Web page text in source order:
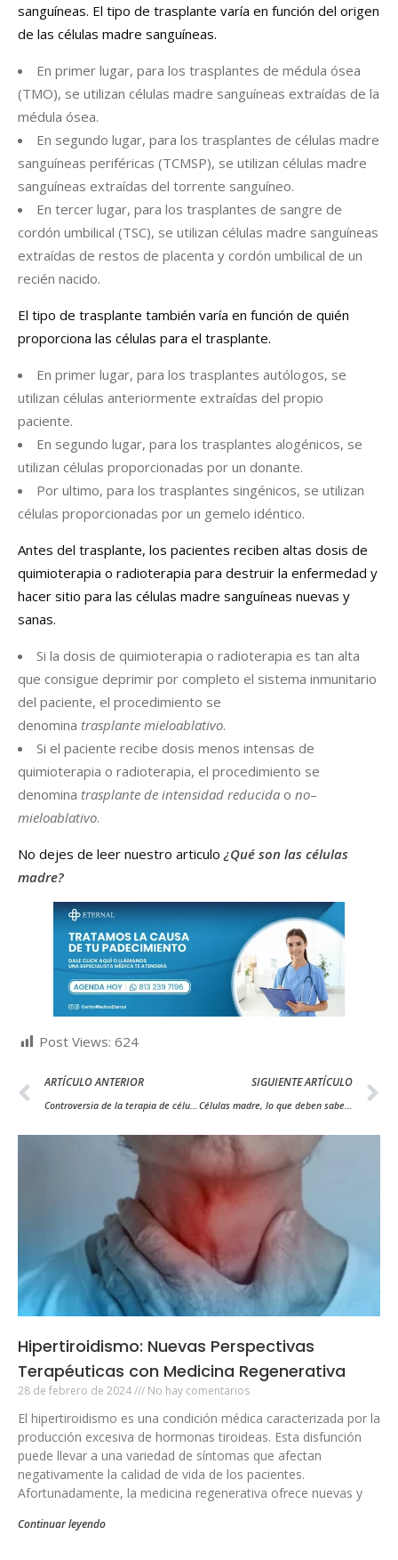
sanguíneas. El tipo de trasplante varía en función del origen
de las células madre sanguíneas.
En primer lugar, para los trasplantes de médula ósea
(TMO), se utilizan células madre sanguíneas extraídas de la
médula ósea.
En segundo lugar, para los trasplantes de células madre
sanguíneas periféricas (TCMSP), se utilizan células madre
sanguíneas extraídas del torrente sanguíneo.
En tercer lugar, para los trasplantes de sangre de
cordón umbilical (TSC), se utilizan células madre sanguíneas
extraídas de restos de placenta y cordón umbilical de un
recién nacido.
El tipo de trasplante también varía en función de quién
proporciona las células para el trasplante.
En primer lugar, para los trasplantes autólogos, se
utilizan células anteriormente extraídas del propio
paciente.
En segundo lugar, para los trasplantes alogénicos, se
utilizan células proporcionadas por un donante.
Por ultimo, para los trasplantes singénicos, se utilizan
células proporcionadas por un gemelo idéntico.
Antes del trasplante, los pacientes reciben altas dosis de
quimioterapia o radioterapia para destruir la enfermedad y
hacer sitio para las células madre sanguíneas nuevas y
sanas.
Si la dosis de quimioterapia o radioterapia es tan alta
que consigue deprimir por completo el sistema inmunitario
del paciente, el procedimiento se
denomina trasplante mieloablativo.
Si el paciente recibe dosis menos intensas de
quimioterapia o radioterapia, el procedimiento se
denomina trasplante de intensidad reducida o no–
mieloablativo.
No dejes de leer nuestro articulo ¿Qué son las células
madre?
Post Views: 624
ARTÍCULO ANTERIOR SIGUIENTE ARTÍCULO
Células madre, lo que deben saber los padres
Hipertiroidismo: Nuevas Perspectivas
Terapéuticas con Medicina Regenerativa
28 de febrero de 2024 No hay comentarios
El hipertiroidismo es una condición médica caracterizada por la
producción excesiva de hormonas tiroideas. Esta disfunción
puede llevar a una variedad de síntomas que afectan
negativamente la calidad de vida de los pacientes.
Afortunadamente, la medicina regenerativa ofrece nuevas y
Continuar leyendo